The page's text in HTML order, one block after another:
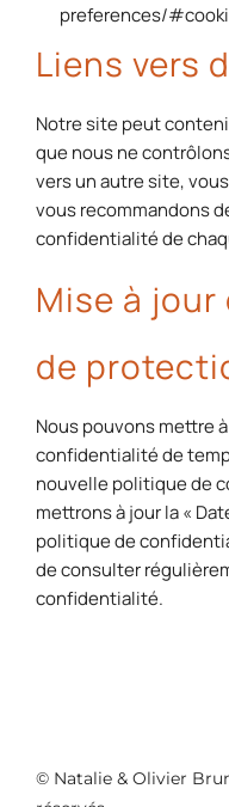
preferences/
Liens vers
Notre site peut
que nous ne
vers un autre site,
vous recommandons
confidentialité de
Mise à
de
Nous pouvons mettre
confidentialité de
nouvelle politique de
mettrons à jour la «
politique de
de consulter
confidentialité.
© Natalie & Olivier